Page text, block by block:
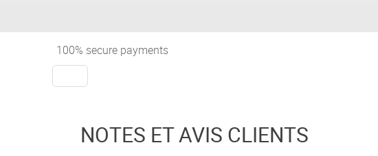
100% secure payments
NOTES ET AVIS CLIENTS